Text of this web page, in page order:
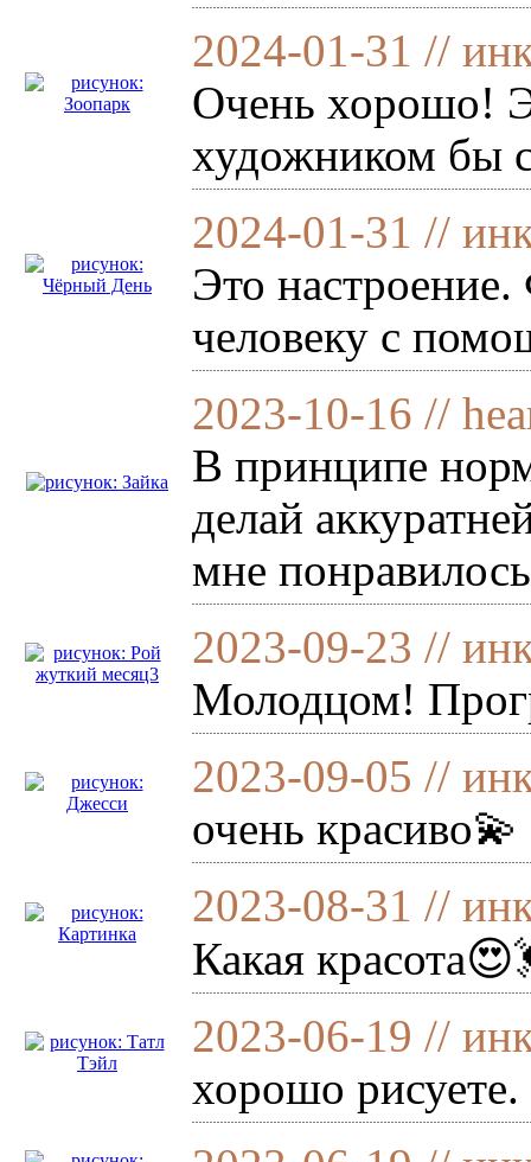
2024-01-31 //
Очень хорошо!
художником бы
2024-01-31 //
Это
человеку с
2023-10-16 //
В принципе
делай
мне
2023-09-23 //
Молодцом!
2023-09-05 //
очень красиво💫
2023-08-31 //
Какая
2023-06-19 //
хорошо